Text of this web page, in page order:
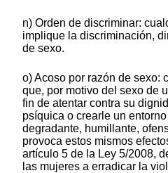
n) Orden de discriminar:
implique la discriminación,
de sexo.
o) Acoso por razón de sexo:
que, por motivo del sexo de
fin de atentar contra su
psíquica o crearle un
degradante, humillante,
provoca estos mismos
artículo 5 de la Ley 5/2008,
las mujeres a erradicar la